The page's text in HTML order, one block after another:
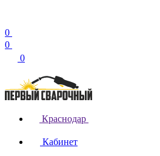
0
0
0
Краснодар
Кабинет